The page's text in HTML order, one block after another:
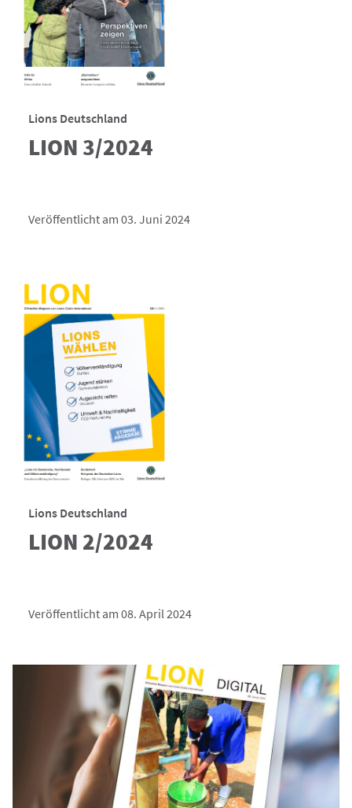
Lions Deutschland
LION 3/2024
Veröffentlicht am 03. Juni 2024
Lions Deutschland
LION 2/2024
Veröffentlicht am 08. April 2024